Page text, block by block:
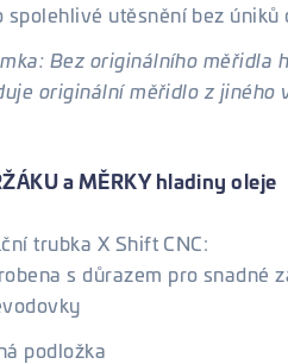
spolehlivé utěsnění bez úniků
Bez originálního měřidla
originální měřidlo z jiného
a MĚRKY hladiny oleje
trubka X Shift CNC:
s důrazem pro snadné
podložka